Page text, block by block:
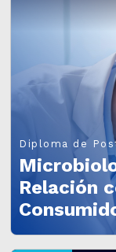
Diploma de
Relación